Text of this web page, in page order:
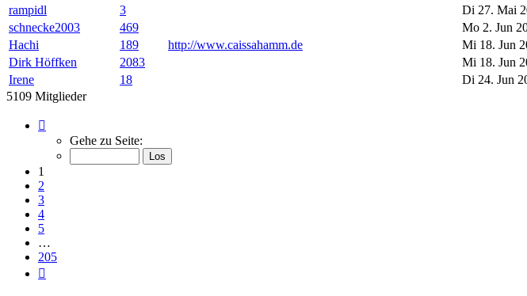
rampidl
3
Di 27. Mai
schnecke2003
469
Mo 2. Jun
Hachi
189 http://www.caissahamm.de
Mi 18. Jun
Dirk Höffken
2083
Mi 18. Jun
Irene
18
Di 24. Jun
5109 Mitglieder
von
Gehe zu Seite:
1
2
3
4
5
…
205